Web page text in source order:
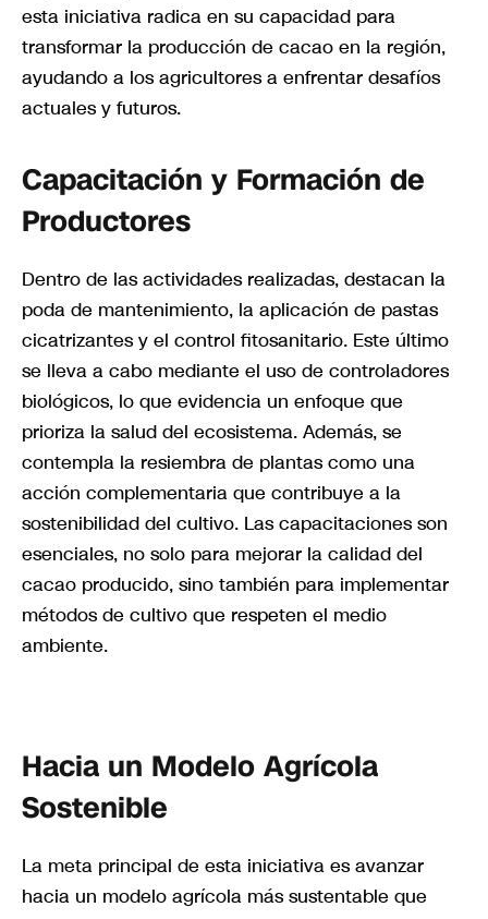
esta iniciativa radica en su capacidad para
transformar la producción de cacao en la región,
ayudando a los agricultores a enfrentar desafíos
actuales y futuros.
Capacitación y Formación de
Productores
Dentro de las actividades realizadas, destacan la
poda de mantenimiento, la aplicación de pastas
cicatrizantes y el control fitosanitario. Este último
se lleva a cabo mediante el uso de controladores
biológicos, lo que evidencia un enfoque que
prioriza la salud del ecosistema. Además, se
contempla la resiembra de plantas como una
acción complementaria que contribuye a la
sostenibilidad del cultivo. Las capacitaciones son
esenciales, no solo para mejorar la calidad del
cacao producido, sino también para implementar
métodos de cultivo que respeten el medio
ambiente.
Hacia un Modelo Agrícola
Sostenible
La meta principal de esta iniciativa es avanzar
hacia un modelo agrícola más sustentable que